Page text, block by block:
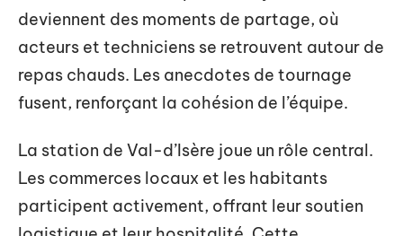
deviennent des moments de partage, où
acteurs et techniciens se retrouvent autour de
repas chauds. Les anecdotes de tournage
fusent, renforçant la cohésion de l’équipe.
La station de Val-d’Isère joue un rôle central.
Les commerces locaux et les habitants
participent activement, offrant leur soutien